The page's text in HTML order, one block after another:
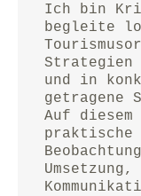
Ich bin
begleite
Strategien
und in
getragene
Auf
praktische
Umsetzung,